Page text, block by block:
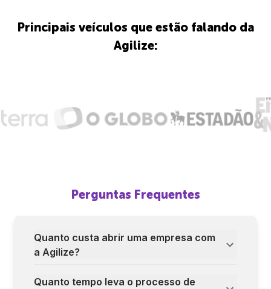
Principais veículos que estão falando da
Agilize:
Perguntas Frequentes
Quanto custa abrir uma empresa com
a Agilize?
Quanto tempo leva o processo de